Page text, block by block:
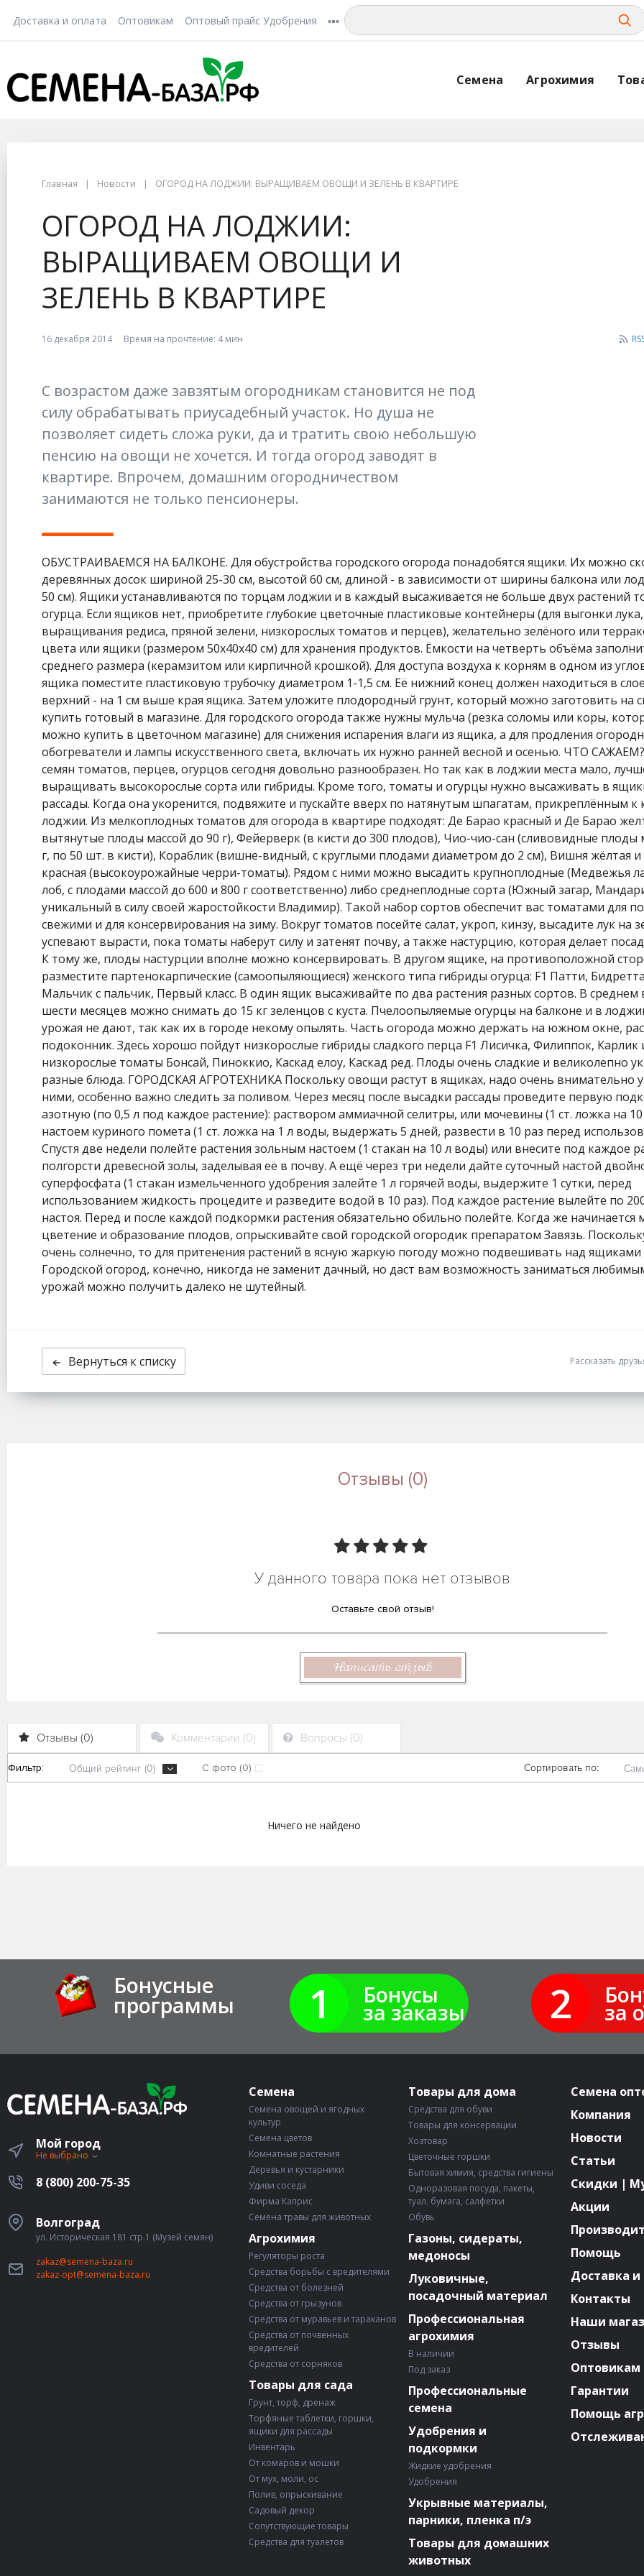
Доставка и оплата Оптовикам Оптовый прайс Удобрения
Семена Агрохимия
Главная Новости ОГОРОД НА ЛОДЖИИ: ВЫРАЩИВАЕМ ОВОЩИ И ЗЕЛЕНЬ В КВАРТИРЕ
ОГОРОД НА ЛОДЖИИ:
ВЫРАЩИВАЕМ ОВОЩИ И
ЗЕЛЕНЬ В КВАРТИРЕ
16 декабря 2014 Время на прочтение: 4 мин
С возрастом даже завзятым огородникам становится не под
силу обрабатывать приусадебный участок. Но душа не
позволяет сидеть сложа руки, да и тратить свою небольшую
пенсию на овощи не хочется. И тогда огород заводят в
квартире. Впрочем, домашним огородничеством
занимаются не только пенсионеры.
ОБУСТРАИВАЕМСЯ НА БАЛКОНЕ. Для обустройства городского огорода понадобятся ящики. Их можно
деревянных досок шириной 25-30 см, высотой 60 см, длиной - в зависимости от ширины балкона или
50 см). Ящики устанавливаются по торцам лоджии и в каждый высаживается не больше двух растений
огурца. Если ящиков нет, приобретите глубокие цветочные пластиковые контейнеры (для выгонки лука,
выращивания редиса, пряной зелени, низкорослых томатов и перцев), желательно зелёного или
цвета или ящики (размером 50x40x40 см) для хранения продуктов. Ёмкости на четверть объёма
среднего размера (керамзитом или кирпичной крошкой). Для доступа воздуха к корням в одном из
ящика поместите пластиковую трубочку диаметром 1-1,5 см. Её нижний конец должен находиться в
верхний - на 1 см выше края ящика. Затем уложите плодородный грунт, который можно заготовить на
купить готовый в магазине. Для городского огорода также нужны мульча (резка соломы или коры,
можно купить в цветочном магазине) для снижения испарения влаги из ящика, а для продления
обогреватели и лампы искусственного света, включать их нужно ранней весной и осенью. ЧТО
семян томатов, перцев, огурцов сегодня довольно разнообразен. Но так как в лоджии места мало,
выращивать высокорослые сорта или гибриды. Кроме того, томаты и огурцы нужно высаживать в
рассады. Когда она укоренится, подвяжите и пускайте вверх по натянутым шпагатам, прикреплённым к
лоджии. Из мелкоплодных томатов для огорода в квартире подходят: Де Барао красный и Де Барао
вытянутые плоды массой до 90 г), Фейерверк (в кисти до 300 плодов), Чио-чио-сан (сливовидные плоды
г, по 50 шт. в кисти), Кораблик (вишне-видный, с круглыми плодами диаметром до 2 см), Вишня жёлтая
красная (высокоурожайные черри-томаты). Рядом с ними можно высадить крупноплодные (Медвежья
лоб, с плодами массой до 600 и 800 г соответственно) либо среднеплодные сорта (Южный загар,
уникальный в силу своей жаростойкости Владимир). Такой набор сортов обеспечит вас томатами для
свежими и для консервирования на зиму. Вокруг томатов посейте салат, укроп, кинзу, высадите лук на
успевают вырасти, пока томаты наберут силу и затенят почву, а также настурцию, которая делает
К тому же, плоды настурции вполне можно консервировать. В другом ящике, на противоположной
разместите партенокарпические (самоопыляющиеся) женского типа гибриды огурца: F1 Патти,
Мальчик с пальчик, Первый класс. В один ящик высаживайте по два растения разных сортов. В среднем
шести месяцев можно снимать до 15 кг зеленцов с куста. Пчелоопыляемые огурцы на балконе и в
урожая не дают, так как их в городе некому опылять. Часть огорода можно держать на южном окне,
подоконник. Здесь хорошо пойдут низкорослые гибриды сладкого перца F1 Лисичка, Филиппок, Карлик
низкорослые томаты Бонсай, Пиноккио, Каскад елоу, Каскад ред. Плоды очень сладкие и великолепно
разные блюда. ГОРОДСКАЯ АГРОТЕХНИКА Поскольку овощи растут в ящиках, надо очень внимательно
ними, особенно важно следить за поливом. Через месяц после высадки рассады проведите первую
азотную (по 0,5 л под каждое растение): раствором аммиачной селитры, или мочевины (1 ст. ложка на
настоем куриного помета (1 ст. ложка на 1 л воды, выдержать 5 дней, развести в 10 раз перед
Спустя две недели полейте растения зольным настоем (1 стакан на 10 л воды) или внесите под каждое
полгорсти древесной золы, заделывая её в почву. А ещё через три недели дайте суточный настой
суперфосфата (1 стакан измельченного удобрения залейте 1 л горячей воды, выдержите 1 сутки, перед
использованием жидкость процедите и разведите водой в 10 раз). Под каждое растение вылейте по
настоя. Перед и после каждой подкормки растения обязательно обильно полейте. Когда же начинается
цветение и образование плодов, опрыскивайте свой городской огородик препаратом Завязь.
очень солнечно, то для притенения растений в ясную жаркую погоду можно подвешивать над
Городской огород, конечно, никогда не заменит дачный, но даст вам возможность заниматься
урожай можно получить далеко не шутейный.
Вернуться к списку Рассказать
Отзывы (0)
У данного товара пока нет отзывов
Оставьте свой отзыв!
Написать отзыв
Отзывы (0) Комментарии (0) Вопросы (0)
Фильтр: Общий рейтинг (0) С фото (0) Сортировать по:
Ничего не найдено
Бонусные
программы 1 Бонусы
за заказы 2 за
Мой город
Не выбрано
8 (800) 200-75-35
Волгоград
ул. Историческая 181 стр.1 (Музей семян)
zakaz@semena-baza.ru
zakaz-opt@semena-baza.ru
Семена
Семена овощей и ягодных
культур
Семена цветов
Комнатные растения
Деревья и кустарники
Удиви соседа
Фирма Каприс
Семена травы для животных
Агрохимия
Регуляторы роста
Средства борьбы с вредителями
Средства от болезней
Средства от грызунов
Средства от муравьев и тараканов
Средства от почвенных
вредителей
Средства от сорняков
Товары для сада
Грунт, торф, дренаж
Торфяные таблетки, горшки,
ящики для рассады
Инвентарь
От комаров и мошки
От мух, моли, ос
Полив, опрыскивание
Садовый декор
Сопутствующие товары
Средства для туалетов
Товары для дома
Средства для обуви
Товары для консервации
Хозтовар
Цветочные горшки
Бытовая химия, средства гигиены
Одноразовая посуда, пакеты,
туал. бумага, салфетки
Обувь
Газоны, сидераты,
медоносы
Луковичные,
посадочный материал
Профессиональная
агрохимия
В наличии
Под заказ
Профессиональные
семена
Удобрения и
подкормки
Жидкие удобрения
Удобрения
Укрывные материалы,
парники, пленка п/э
Товары для домашних
животных
Семена
Компания
Новости
Статьи
Скидки |
Акции
Помощь
Доставка и
Контакты
Наши
Отзывы
Оптовикам
Гарантии
Помощь